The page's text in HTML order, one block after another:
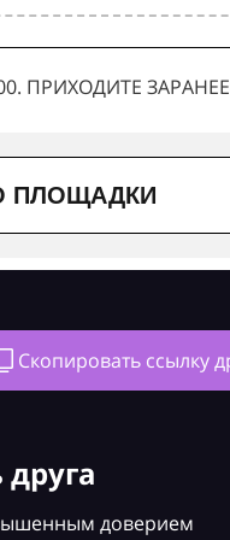
ПРИХОДИТЕ ЗАРАНЕЕ
ПЛОЩАДКИ
Скопировать ссылку
доверием